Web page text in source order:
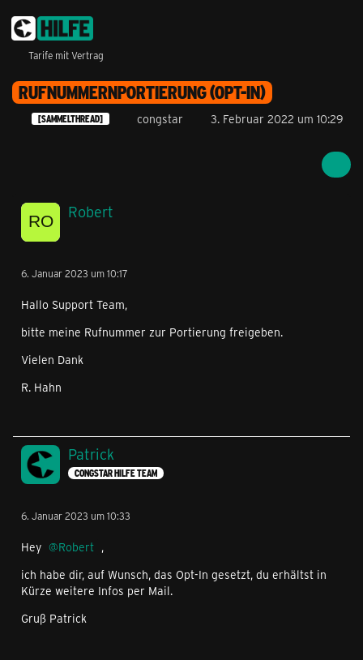
Tarife mit Vertrag
RUFNUMMERNPORTIERUNG (OPT-IN)
[SAMMELTHREAD] congstar 3. Februar 2022 um 10:29
Robert
6. Januar 2023 um 10:17
Hallo Support Team,
bitte meine Rufnummer zur Portierung freigeben.
Vielen Dank
R. Hahn
Patrick
CONGSTAR HILFE TEAM
6. Januar 2023 um 10:33
Hey Robert ,
ich habe dir, auf Wunsch, das Opt-In gesetzt, du erhältst in
Kürze weitere Infos per Mail.
Gruß Patrick